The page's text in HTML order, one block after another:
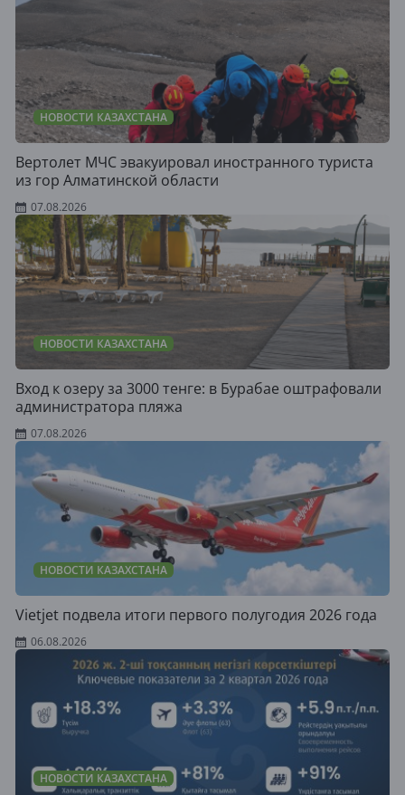
НОВОСТИ КАЗАХСТАНА
Вертолет МЧС эвакуировал иностранного туриста
из гор Алматинской области
07.08.2026
НОВОСТИ КАЗАХСТАНА
Вход к озеру за 3000 тенге: в Бурабае оштрафовали
администратора пляжа
07.08.2026
НОВОСТИ КАЗАХСТАНА
Vietjet подвела итоги первого полугодия 2026 года
06.08.2026
НОВОСТИ КАЗАХСТАНА